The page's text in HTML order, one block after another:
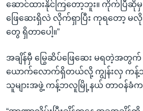
ဆောင်ထားနိုင်ကြတော့ဘူး။ ကိုက်ပြီဆို
ဖြေဆေးရှိလဲ လိုက်ရှာပြီး ကုရတော့
တွေ ရှိတာပေါ့။”
အချိန်မှီ မြွေဆိပ်ဖြေဆေး မရတဲ့အ
ယောက်လောက်ရှိတယ်လို့ ကျွန်းလှ ကန့်
သူများအဖွဲ့ ကန့်ဘလူမြို့နယ် တာဝန်ခံက